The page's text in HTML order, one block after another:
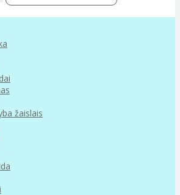
žaislais